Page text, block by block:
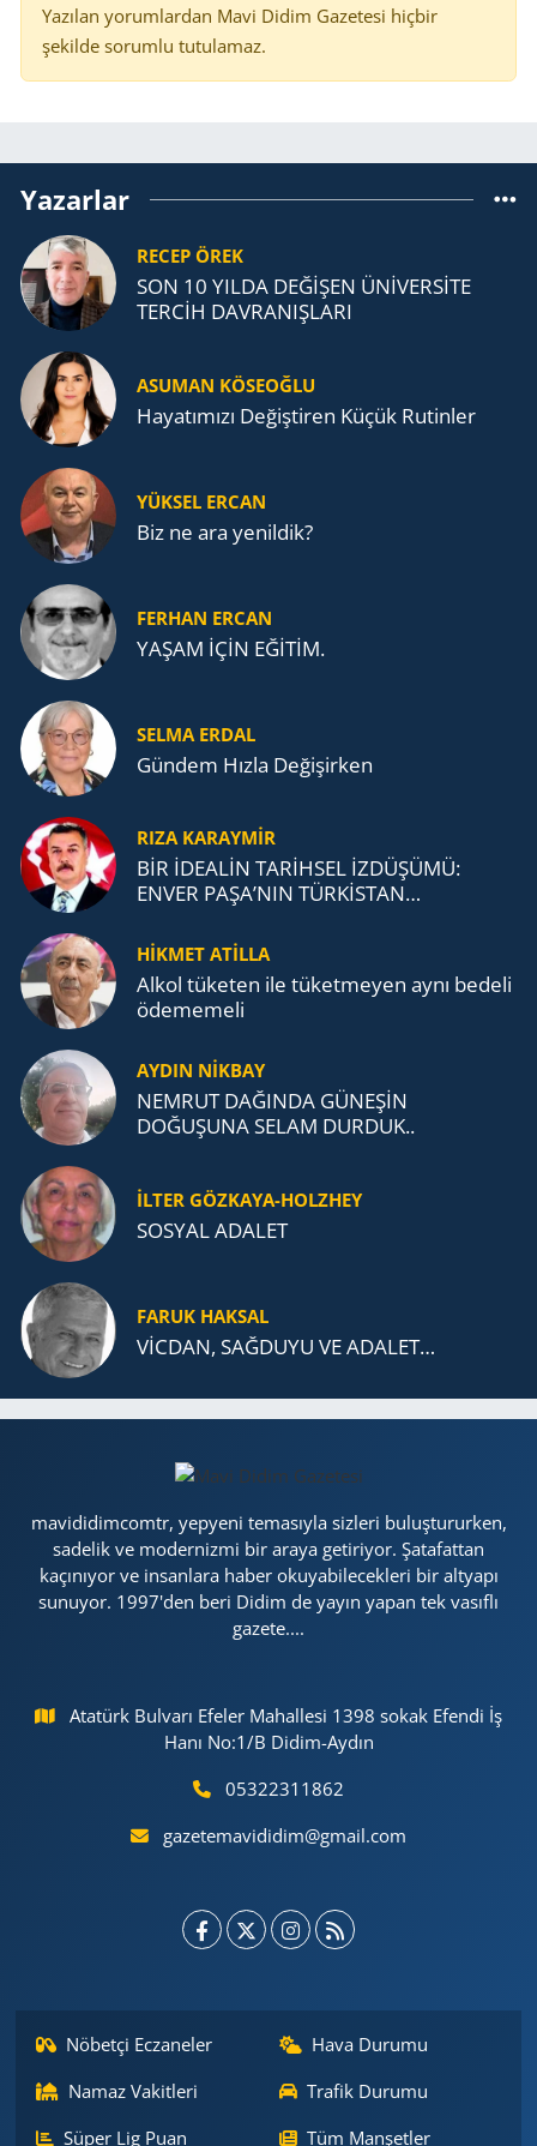
Yazılan yorumlardan Mavi Didim Gazetesi hiçbir
şekilde sorumlu tutulamaz.
Yazarlar
RECEP ÖREK
SON 10 YILDA DEĞİŞEN ÜNİVERSİTE
TERCİH DAVRANIŞLARI
ASUMAN KÖSEOĞLU
Ha­ya­tı­mı­zı De­ğiş­ti­ren Küçük Ru­tin­ler
YÜKSEL ERCAN
Biz ne ara yenildik?
FERHAN ERCAN
YAŞAM İÇİN EĞİTİM.
SELMA ERDAL
Gündem Hızla Değişirken
RIZA KARAYMIR
BİR İDEALİN TARİHSEL İZDÜŞÜMÜ:
ENVER PAŞA’NIN TÜRKİSTAN
TEŞKİLATI’NA UZANAN MİRASI
HİKMET ATİLLA
Alkol tü­ke­ten ile tü­ket­me­yen aynı be­de­li
öde­me­me­li
AYDIN NİKBAY
NEMRUT DAĞINDA GÜNEŞİN
DOĞUŞUNA SELAM DURDUK..
İLTER GÖZKAYA-HOLZHEY
SOSYAL ADALET
FARUK HAKSAL
VİCDAN, SAĞ­DU­YU VE ADA­LET…
mavididimcomtr, yepyeni temasıyla sizleri buluştururken,
sadelik ve modernizmi bir araya getiriyor. Şatafattan
kaçınıyor ve insanlara haber okuyabilecekleri bir altyapı
sunuyor. 1997'den beri Didim de yayın yapan tek vasıflı
gazete....
Atatürk Bulvarı Efeler Mahallesi 1398 sokak Efendi İş
Hanı No:1/B Didim-Aydın
05322311862
gazetemavididim@gmail.com
Nöbetçi Eczaneler
Hava Durumu
Namaz Vakitleri
Trafik Durumu
Süper Lig Puan
Tüm Manşetler